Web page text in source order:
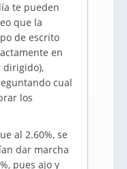
te pueden
que la
de escrito
en
dirigido),
cual
los
al 2.60%, se
dar marcha
pues ajo y